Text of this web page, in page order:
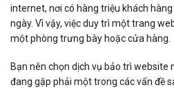
internet, nơi có hàng triệu khách
ngày. Vì vậy, việc duy trì một trang
một phòng trưng bày hoặc cửa hàng.
Bạn nên chọn dịch vụ bảo trì website
đang gặp phải một trong các vấn đề